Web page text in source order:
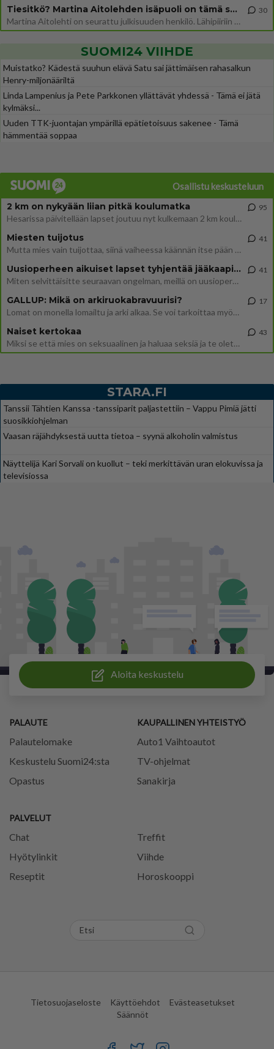
Tiesitkö? Martina Aitolehden isäpuoli on tämä suosittu laulaja
Martina Aitolehti on seurattu julkisuuden henkilö. Lähipiiriin mahtuu muitakin tunnettuja henkilöitä. Tiesitkö, että Ma
30
SUOMI24 VIIHDE
Muistatko? Kädestä suuhun elävä Satu sai jättimäisen rahasalkun
Henry-miljonääriltä
Linda Lampenius ja Pete Parkkonen yllättävät yhdessä - Tämä ei jätä
kylmäksi...
Uuden TTK-juontajan ympärillä epätietoisuus sakenee - Tämä
hämmentää soppaa
Osallistu keskusteluun
2 km on nykyään liian pitkä koulumatka
Hesarissa päivitellään lapset joutuu nyt kulkemaan 2 km kouluun jösses. Ruostefillarilla tuo matka menee vaikka miten äk
95
Miesten tuijotus
Mutta mies vain tuijottaa, siinä vaiheessa käännän itse pään pois. Mikä juttu? Yleensä jos joku tuijottaa tai katsoo, hä
41
Uusioperheen aikuiset lapset tyhjentää jääkaapin käydessään
Miten selvittäisitte seuraavan ongelman, meillä on uusioperhe, minulla teini-ikäiset lapset ja puolisolla aikuiset, jotk
41
GALLUP: Mikä on arkiruokabravuurisi?
Lomat on monella lomailtu ja arki alkaa. Se voi tarkoittaa myös sitä, että grillailut on grillattu ja palataan arjen ruo
17
Naiset kertokaa
Miksi se että mies on seksuaalinen ja haluaa seksiä ja te olette hänen mielestänne haluttava on vastenmielistä? Mikä sii
43
STARA.FI
Tanssii Tähtien Kanssa -tanssiparit paljastettiin – Vappu Pimiä jätti
suosikkiohjelman
Vaasan räjähdyksestä uutta tietoa – syynä alkoholin valmistus
Näyttelijä Kari Sorvali on kuollut – teki merkittävän uran elokuvissa ja
televisiossa
Aloita keskustelu
PALAUTE
Palautelomake
Keskustelu Suomi24:sta
Opastus
PALVELUT
Chat
Treffit
Hyötylinkit
Viihde
Reseptit
Horoskooppi
KAUPALLINEN YHTEISTYÖ
Auto1 Vaihtoautot
TV-ohjelmat
Sanakirja
Tietosuojaseloste Käyttöehdot
Evästeasetukset
Säännöt